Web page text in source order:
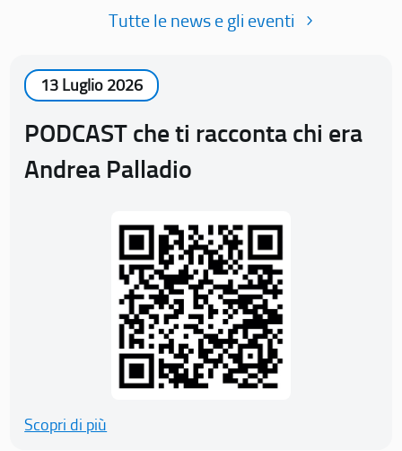
Tutte le news e gli eventi
13 Luglio 2026
PODCAST che ti racconta chi era
Andrea Palladio
Scopri di più